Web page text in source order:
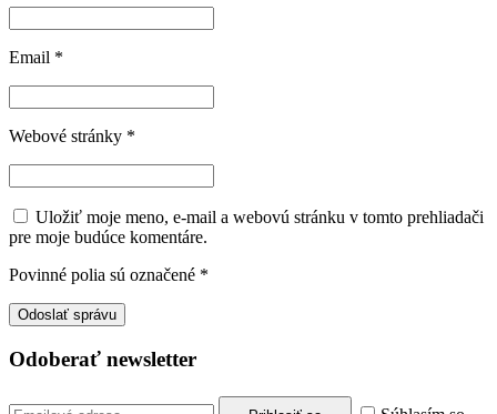
Email *
Webové stránky *
Uložiť moje meno, e-mail a webovú stránku v tomto prehliadači
pre moje budúce komentáre.
Povinné polia sú označené *
Odoberať newsletter